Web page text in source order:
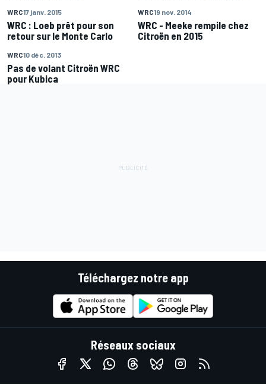
WRC17 janv. 2015
WRC : Loeb prêt pour son
retour sur le Monte Carlo
WRC19 nov. 2014
WRC - Meeke rempile chez
Citroën en 2015
WRC10 déc. 2013
Pas de volant Citroën WRC
pour Kubica
Téléchargez notre app
Réseaux sociaux